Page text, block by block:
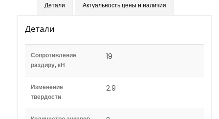
Детали
Актуальность цены и наличия
Детали
Сопротивление
раздиру, кН
19
Изменение
твердости
2.9